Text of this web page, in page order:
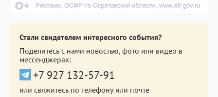
Стали свидетелем интересного события?
Поделитесь с нами новостью, фото или видео в
мессенджерах:
+7 927 132-57-91
или свяжитесь по телефону или почте